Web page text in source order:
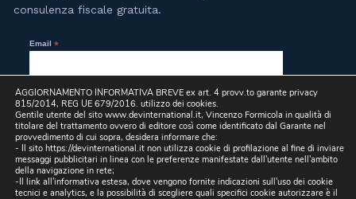
consulenza fiscale gratuita.
Email *
Letta laPrivacy Policy , presto il mio consenso per l’invio a
mezzo email, da parte di questo sito, di comunicazioni
informative e promozionali, inclusa la newsletter, riferite a
prodotti e/o servizi propri e/o di terzi e per lo svolgimento di
ricerche di mercato.
AGGIORNAMENTO INFORMATIVA BREVE ex art. 4 provv.to garante privacy
815/2014, REG UE 679/2016. utilizzo dei cookies.
Gentile utente del sito www.devinternational.it, Vincenzo Formicola in qualità di
titolare del trattamento ovvero di editore così come identificato dal Garante nel
provvedimento di cui sopra, desidera informare che:
- Il sito https://devinternational.it non utilizza cookie di profilazione al fine di inviare
messaggi pubblicitari in linea con le preferenze manifestate dall'utente nell'ambito
della navigazione in rete;
-Il link all'informativa estesa, dove vengono fornite indicazioni sull'uso dei cookie
tecnici e analytics, e la possibilità di scegliere quali specifici cookie autorizzare è il